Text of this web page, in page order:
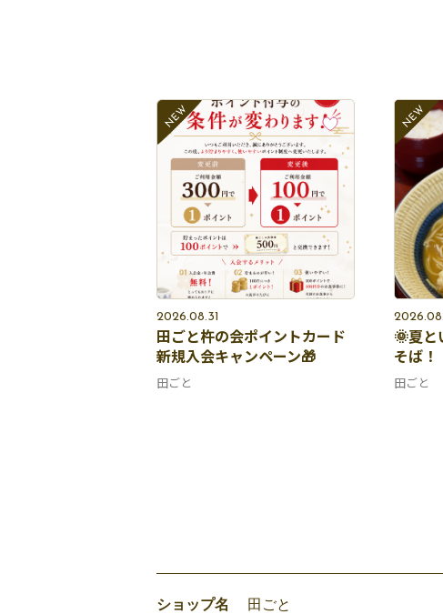
2026.08.31
田ごと杵の会ポイントカード
新規入会キャンペーン🎁
田ごと
🌞夏と
そば！
田ごと
ショップ名 田ごと